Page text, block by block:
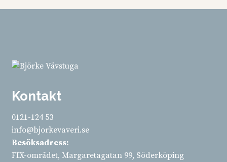
Kontakt
0121-124 53
info@bjorkevaveri.se
Besöksadress:
FIX-området, Margaretagatan 99, Söderköping